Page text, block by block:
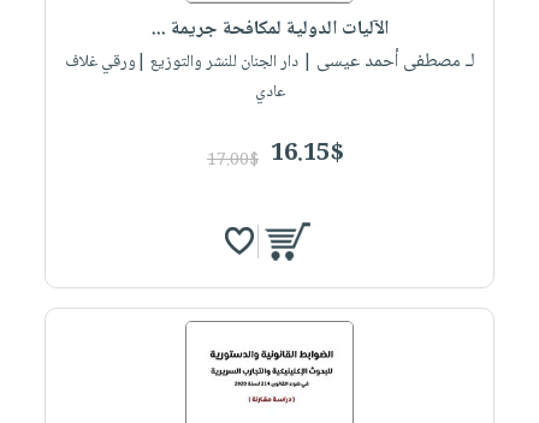
الآليات الدولية لمكافحة جريمة ...
لـ مصطفى أحمد عيسى | دار الجنان للنشر والتوزيع |ورقي غلاف
عادي
16.15$
17.00$